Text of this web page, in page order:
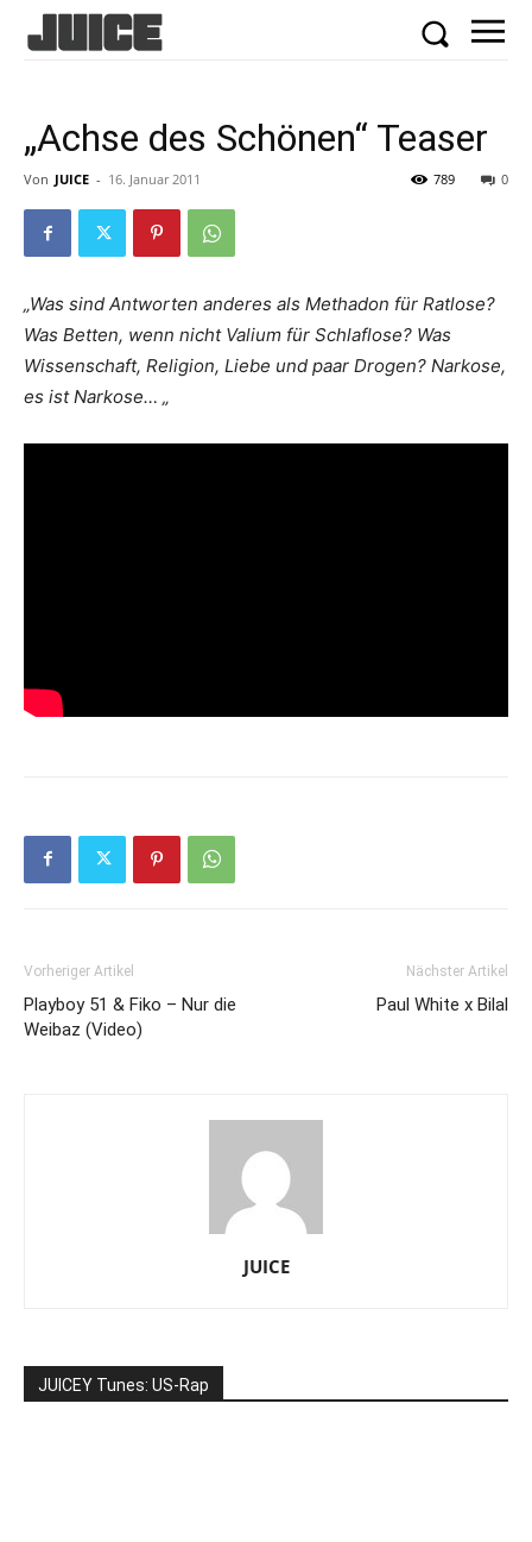
„Achse des Schönen“ Teaser
Von JUICE - 16. Januar 2011 0
789
„Was sind Antworten anderes als Methadon für Ratlose?
Was Betten, wenn nicht Valium für Schlaflose? Was
Wissenschaft, Religion, Liebe und paar Drogen? Narkose,
es ist Narkose… „
Vorheriger Artikel
Playboy 51 & Fiko – Nur die
Weibaz (Video)
Nächster Artikel
Paul White x Bilal
JUICE
JUICEY Tunes: US-Rap